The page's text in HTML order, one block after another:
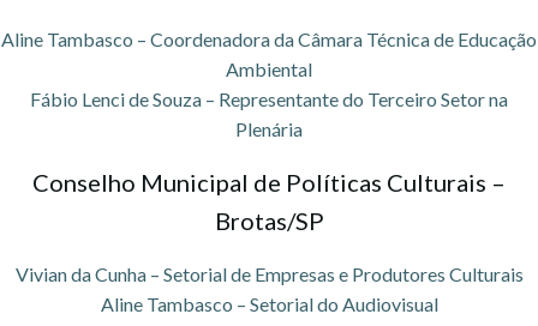
Aline Tambasco – Coordenadora da Câmara Técnica de Educação
Ambiental
Fábio Lenci de Souza – Representante do Terceiro Setor na
Plenária
Conselho Municipal de Políticas Culturais –
Brotas/SP
Vivian da Cunha – Setorial de Empresas e Produtores Culturais
Aline Tambasco – Setorial do Audiovisual